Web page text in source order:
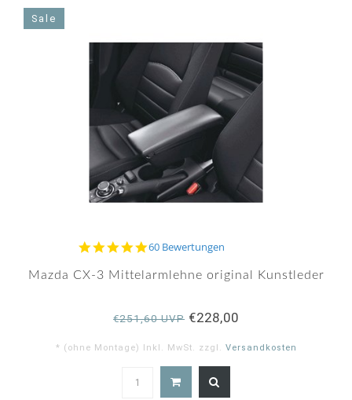
Sale
4.9
rating
60 Bewertungen
Mazda CX-3 Mittelarmlehne original Kunstleder
€251,60 UVP €228,00
* (ohne Montage) Inkl. MwSt. zzgl. Versandkosten